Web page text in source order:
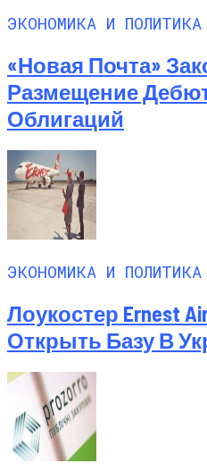
ЭКОНОМИКА И ПОЛИТИКА
«Новая Почта»
Размещение
Облигаций
ЭКОНОМИКА И ПОЛИТИКА
Лоукостер Ernest
Открыть Базу В